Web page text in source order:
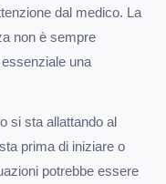
dal medico. La
non è sempre
una
si sta allattando al
prima di iniziare o
potrebbe essere